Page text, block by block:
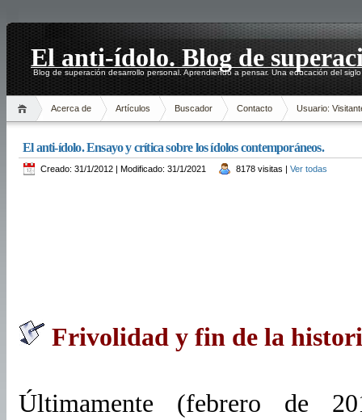
El anti-ídolo. Blog de
Blog de superación desarrollo personal. Aprendiendo a pensar. Una educación del
Acerca de Artículos Buscador Contacto Usuario:
El anti-ídolo. Ensayo y crítica sobre los ídolos contemporáneos.
Creado: 31/1/2012 | Modificado: 31/1/2021 8178 visitas | Ver todas
Frivolidad y fin de la
Últimamente (febrero de